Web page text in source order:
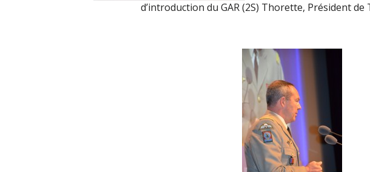
d’introduction du GAR (2S) Thorette, Président